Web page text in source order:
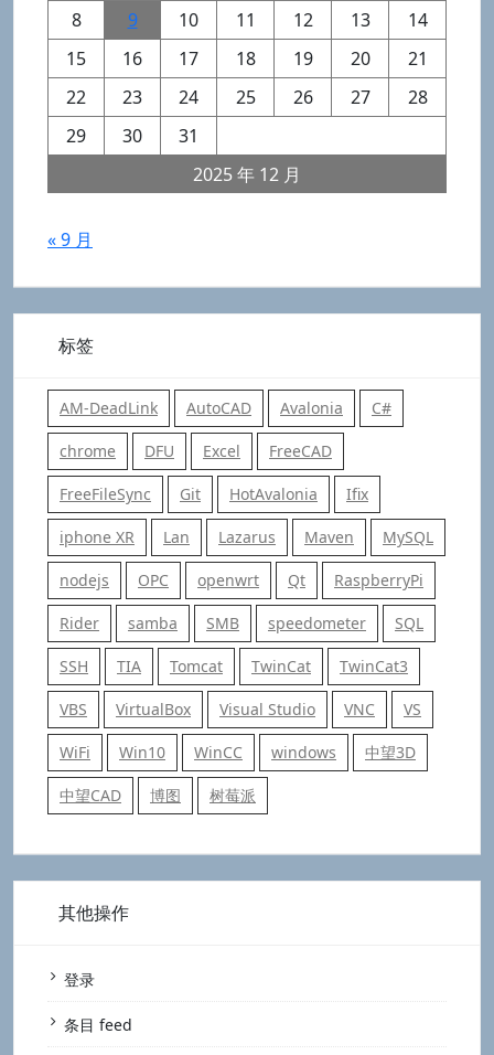
2025 年 12 月
8
9 10 11 12 13
14
15
16 17 18 19 20
21
22
23 24 25 26 27
28
29
30 31
« 9 月
标签
AM-DeadLink AutoCAD Avalonia C#
chrome DFU Excel FreeCAD
FreeFileSync Git HotAvalonia Ifix
iphone XR Lan Lazarus Maven MySQL
nodejs OPC openwrt Qt RaspberryPi
Rider samba SMB speedometer SQL
SSH TIA Tomcat TwinCat TwinCat3
VBS VirtualBox Visual Studio VNC VS
WiFi Win10 WinCC windows 中望3D
中望CAD 博图 树莓派
其他操作
登录
条目 feed